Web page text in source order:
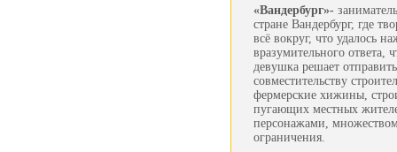
«Вандербург»-
стране Вандербург, где
всё вокруг, что удалось
вразумительного ответа,
девушка решает
совместительству
фермерские хижины,
пугающих местных
персонажами,
ограничения.